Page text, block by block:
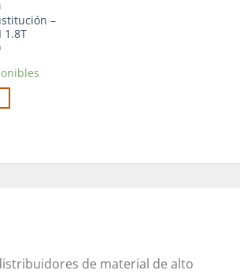
–
1.8T
de material de alto